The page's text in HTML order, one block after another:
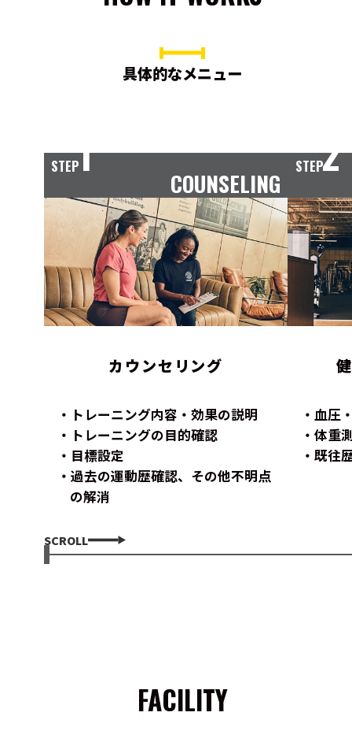
具体的なメニュー
STEP1
COUNSELING
カウンセリング
トレーニング内容・効果の説明
トレーニングの目的確認
目標設定
過去の運動歴確認、その他不明点
の解消
STEP2
血圧
体重
既往
SCROLL
FACILITY